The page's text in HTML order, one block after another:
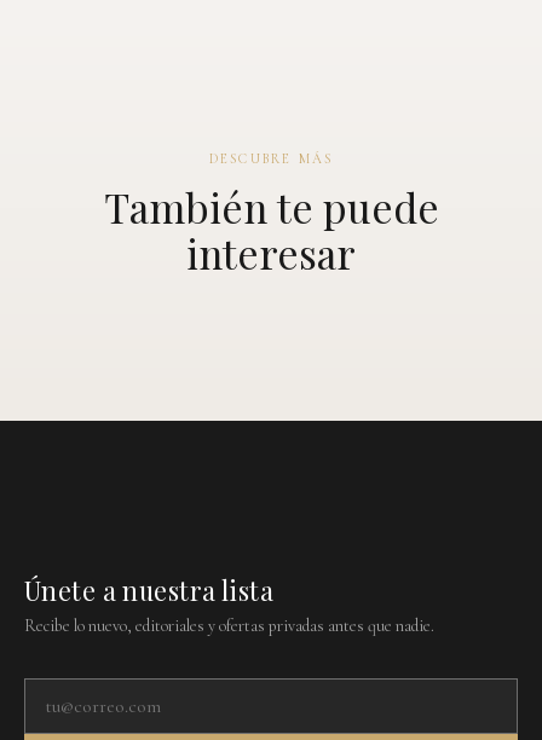
DESCUBRE MÁS
También te puede
interesar
Únete a nuestra lista
Recibe lo nuevo, editoriales y ofertas privadas antes que nadie.